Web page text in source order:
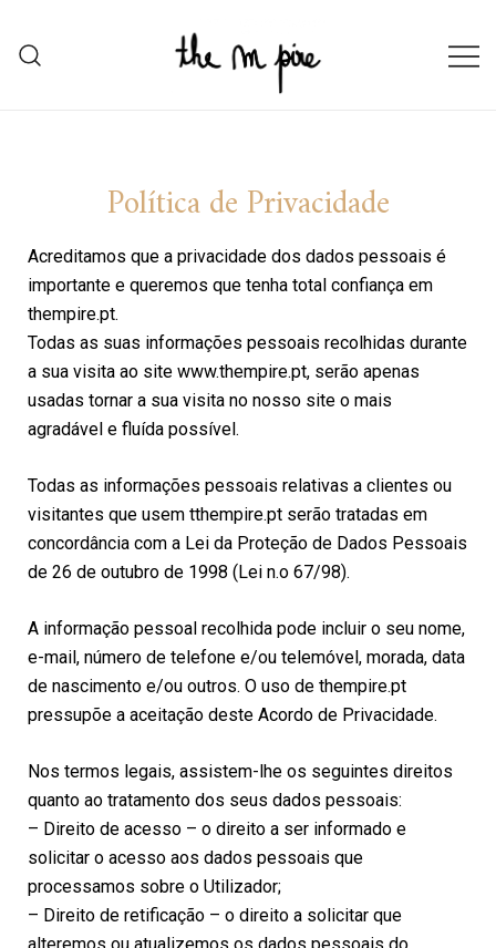
Política de Privacidade
Acreditamos que a privacidade dos dados pessoais é
importante e queremos que tenha total confiança em
thempire.pt.
Todas as suas informações pessoais recolhidas durante
a sua visita ao site www.thempire.pt, serão apenas
usadas tornar a sua visita no nosso site o mais
agradável e fluída possível.
Todas as informações pessoais relativas a clientes ou
visitantes que usem tthempire.pt serão tratadas em
concordância com a Lei da Proteção de Dados Pessoais
de 26 de outubro de 1998 (Lei n.o 67/98).
A informação pessoal recolhida pode incluir o seu nome,
e-mail, número de telefone e/ou telemóvel, morada, data
de nascimento e/ou outros. O uso de thempire.pt
pressupõe a aceitação deste Acordo de Privacidade.
Nos termos legais, assistem-lhe os seguintes direitos
quanto ao tratamento dos seus dados pessoais:
– Direito de acesso – o direito a ser informado e
solicitar o acesso aos dados pessoais que
processamos sobre o Utilizador;
– Direito de retificação – o direito a solicitar que